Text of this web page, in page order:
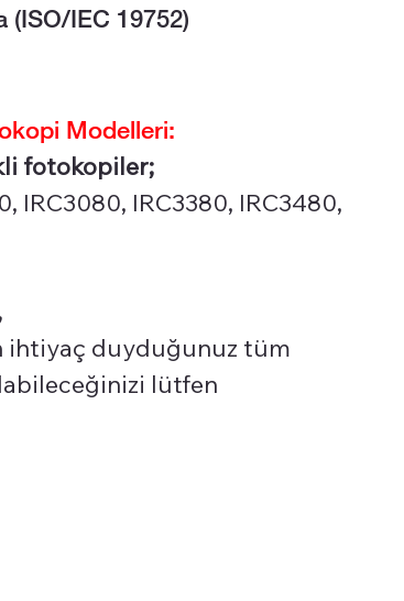
(ISO/IEC 19752)
Modelleri:
fotokopiler;
IRC3080, IRC3380, IRC3480,
ihtiyaç duyduğunuz tüm
lütfen